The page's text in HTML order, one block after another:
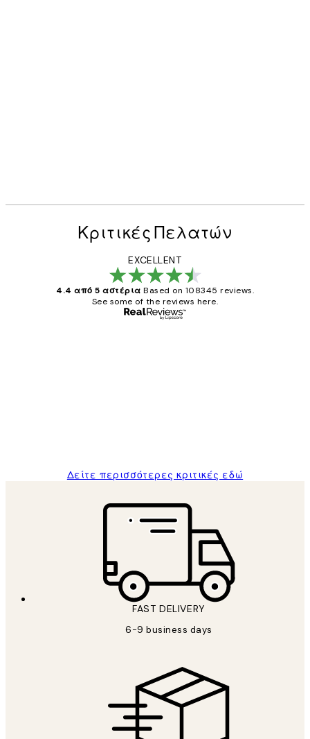
Κριτικές Πελατών
EXCELLENT
4.4 από 5 αστέρια Based on 108345 reviews.
See some of the reviews here.
Δείτε περισσότερες κριτικές εδώ
FAST DELIVERY
6-9 business days